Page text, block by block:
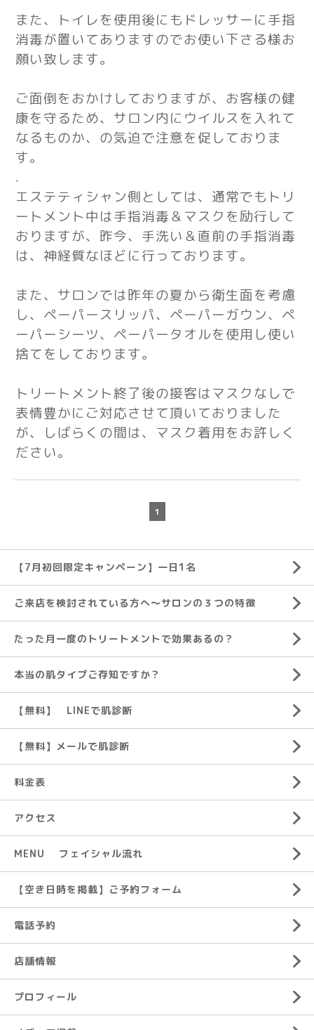
また、トイレを使用後にもドレッサーに手指
消毒が置いてありますのでお使い下さる様お
願い致します。
ご面倒をおかけしておりますが、お客様の健
康を守るため、サロン内にウイルスを入れて
なるものか、の気迫で注意を促しておりま
す。
.
エステティシャン側としては、通常でもトリ
ートメント中は手指消毒＆マスクを励行して
おりますが、昨今、手洗い＆直前の手指消毒
は、神経質なほどに行っております。
また、サロンでは昨年の夏から衛生面を考慮
し、ペーパースリッパ、ペーパーガウン、ペ
ーパーシーツ、ペーパータオルを使用し使い
捨てをしております。
トリートメント終了後の接客はマスクなしで
表情豊かにご対応させて頂いておりました
が、しばらくの間は、マスク着用をお許しく
ださい。
1
【7月初回限定キャンペーン】一日1名
ご来店を検討されている方へ～サロンの３つの特徴
たった月一度のトリートメントで効果あるの？
本当の肌タイプご存知ですか？
【無料】 LINEで肌診断
【無料】メールで肌診断
料金表
アクセス
MENU フェイシャル流れ
【空き日時を掲載】ご予約フォーム
電話予約
店舗情報
プロフィール